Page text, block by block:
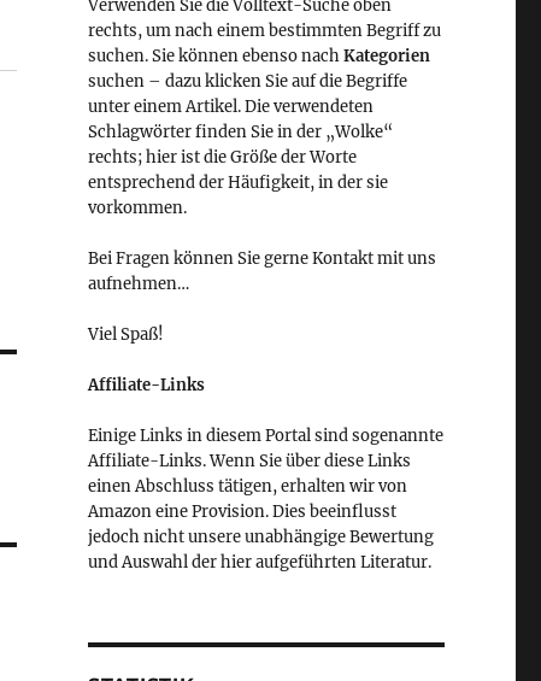
Verwenden Sie die Volltext-Suche oben
rechts, um nach einem bestimmten Begriff zu
suchen. Sie können ebenso nachKategorien
suchen – dazu klicken Sie auf die Begriffe
unter einem Artikel. Die verwendeten
Schlagwörter finden Sie in der „Wolke“
rechts; hier ist die Größe der Worte
entsprechend der Häufigkeit, in der sie
vorkommen.
Bei Fragen können Sie gerne Kontakt mit uns
aufnehmen…
Viel Spaß!
Affiliate-Links
Einige Links in diesem Portal sind sogenannte
Affiliate-Links. Wenn Sie über diese Links
einen Abschluss tätigen, erhalten wir von
Amazon eine Provision. Dies beeinflusst
jedoch nicht unsere unabhängige Bewertung
und Auswahl der hier aufgeführten Literatur.